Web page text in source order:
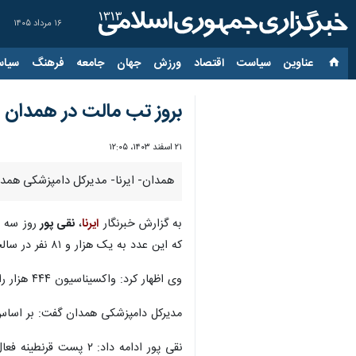
۱۶ مرداد ۱۴۰۵
عناوین‌ سیاست اقتصاد ورزش جهان جامعه فرهنگ
بروز تب مالت در
۲۱ اسفند ۱۴۰۳، ۱۲:۰۵